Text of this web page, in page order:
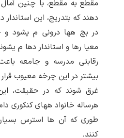
مقطع به مقطع، با چنین
دهند که بتدریج، این استاندار
در بچ هها درونی م یشود
معیا رها و استاندار دها م
رقابتی مدرسه و جامعه
بیشتر در این چرخه معیوب قرار
غرق شوند که در حقیقت،
هرساله خانواد ههای کنکوری
طوری که آن ها استرس
کنند.